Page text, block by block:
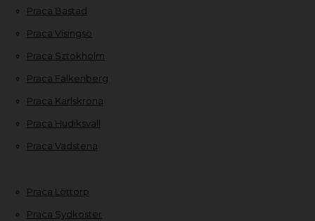
Praca Bastad
Praca Visingsö
Praca Sztokholm
Praca Falkenberg
Praca Karlskrona
Praca Hudiksvall
Praca Vadstena
Praca Löttorp
Praca Sydkoster